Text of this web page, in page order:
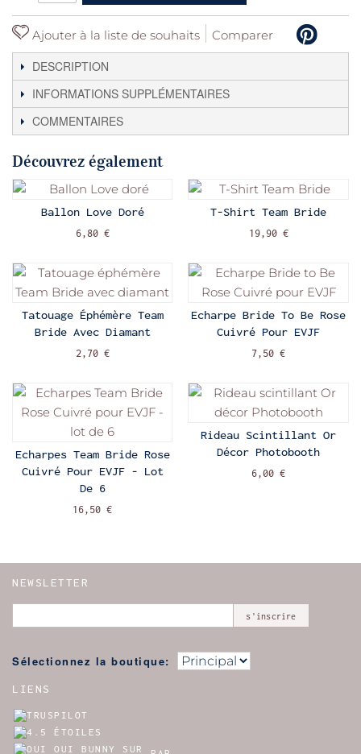
Ajouter à la liste de souhaits Comparer
DESCRIPTION
INFORMATIONS SUPPLÉMENTAIRES
COMMENTAIRES
Découvrez également
Ballon Love Doré
6,80 €
T-Shirt Team Bride
19,90 €
Tatouage Éphémère Team
Bride Avec Diamant
2,70 €
Echarpe Bride To Be Rose
Cuivré Pour EVJF
7,50 €
Echarpes Team Bride Rose
Cuivré Pour EVJF - Lot
De 6
16,50 €
Rideau Scintillant Or
Décor Photobooth
6,00 €
NEWSLETTER
s'inscrire
Sélectionnez la boutique:
LIENS